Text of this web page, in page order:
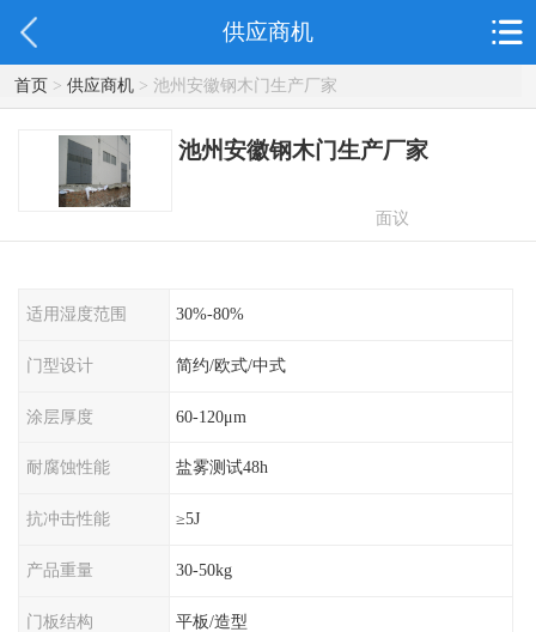
供应商机
首页> 供应商机> 池州安徽钢木门生产厂家
池州安徽钢木门生产厂家
面议
适用湿度范围 30%-80%
门型设计 简约/欧式/中式
涂层厚度 60-120μm
耐腐蚀性能 盐雾测试48h
抗冲击性能 ≥5J
产品重量 30-50kg
门板结构 平板/造型